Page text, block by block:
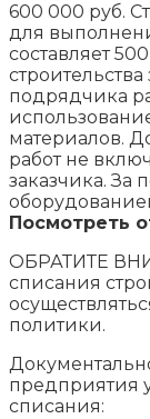
600 000 руб.
для
составляет
подрядчика
материалов.
работ не
заказчика. За
Посмотреть
ОБРАТИТЕ
списания
политики.
предприятия
списания: